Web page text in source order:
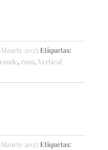
Alzarte 2025 Etiquetas:
, rosa, Vertical
Alzarte 2025 Etiquetas: